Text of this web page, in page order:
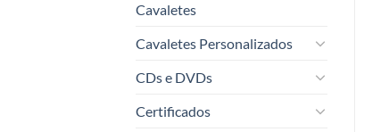
Cavaletes
Cavaletes Personalizados
CDs e DVDs
Certificados